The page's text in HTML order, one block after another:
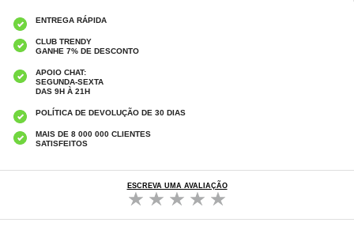
ENTREGA RÁPIDA
CLUB TRENDY
GANHE 7% DE DESCONTO
APOIO CHAT:
SEGUNDA-SEXTA
DAS 9H À 21H
POLÍTICA DE DEVOLUÇÃO DE 30 DIAS
MAIS DE 8 000 000 CLIENTES
SATISFEITOS
ESCREVA UMA AVALIAÇÃO